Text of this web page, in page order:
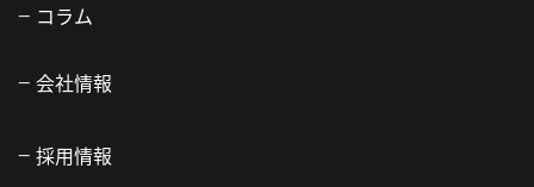
コラム
会社情報
採用情報